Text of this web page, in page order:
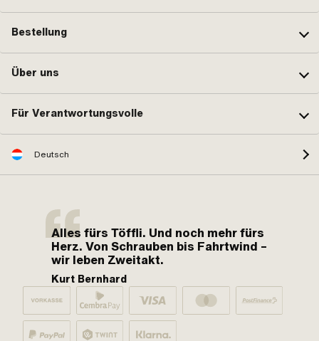
Bestellung
Über uns
Für Verantwortungsvolle
Deutsch
Alles fürs Töffli. Und noch mehr fürs
Herz. Von Schrauben bis Fahrtwind –
wir leben Zweitakt.
Kurt Bernhard